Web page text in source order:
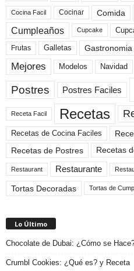
Cocina Facil Cocinar Comida
Cumpleaños Cupcake
Frutas Galletas Gastronomia
Mejores Modelos Navidad
Postres Postres Faciles
Receta Facil Recetas
Recetas de Cocina Faciles
Recetas de Postres
Recetas
Restaurant Restaurante
Tortas Decoradas Tortas de
Lo Último
Chocolate de Dubai: ¿Cómo se
Crumbl Cookies: ¿Qué es? y Receta